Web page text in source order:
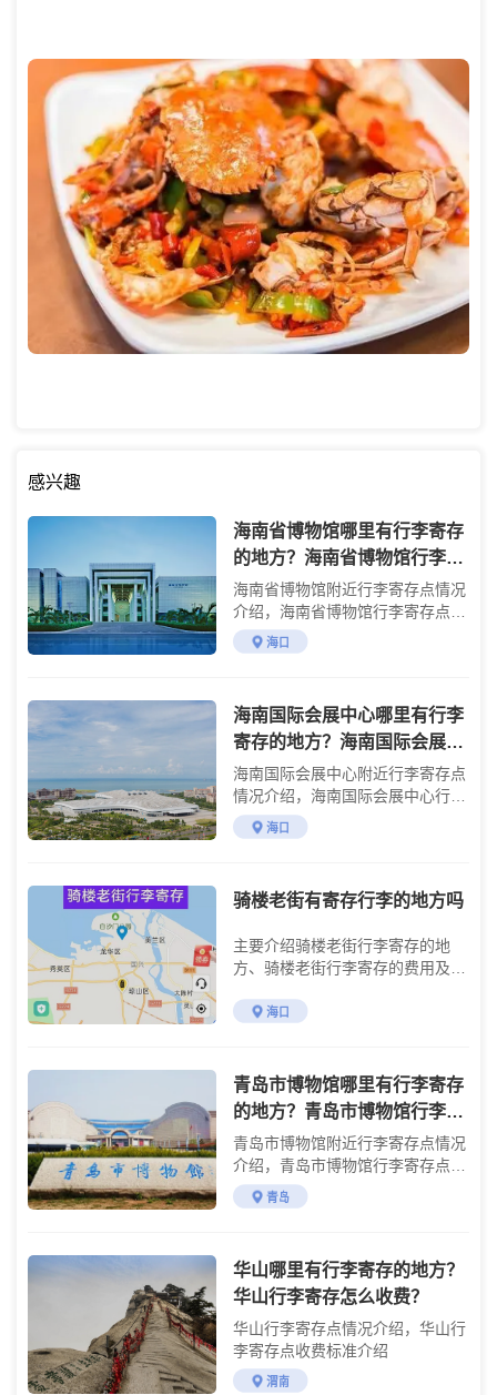
感兴趣
海南省博物馆哪里有行李寄存
的地方？海南省博物馆行李寄
存怎么收费？
海南省博物馆附近行李寄存点情况
介绍，海南省博物馆行李寄存点收
费标准介绍
海口
海南国际会展中心哪里有行李
寄存的地方？海南国际会展中
心行李寄存怎么收费？
海南国际会展中心附近行李寄存点
情况介绍，海南国际会展中心行李
寄存点收费标准介绍
海口
骑楼老街有寄存行李的地方吗
主要介绍骑楼老街行李寄存的地
方、骑楼老街行李寄存的费用及骑
海口
青岛市博物馆哪里有行李寄存
的地方？青岛市博物馆行李寄
存怎么收费？
青岛市博物馆附近行李寄存点情况
介绍，青岛市博物馆行李寄存点收
费标准介绍
青岛
华山哪里有行李寄存的地方？
华山行李寄存怎么收费？
华山行李寄存点情况介绍，华山行
李寄存点收费标准介绍
渭南